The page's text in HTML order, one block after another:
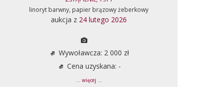
linoryt barwny, papier brązowy żeberkowy
aukcja z 24 lutego 2026
Wywoławcza: 2 000 zł
Cena uzyskana: -
... więcej ...